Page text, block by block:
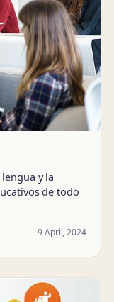
y la
de todo
9 April, 2024